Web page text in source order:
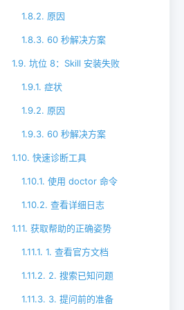
1.8.2. 原因
1.8.3. 60 秒解决方案
1.9. 坑位 8：Skill 安装失败
1.9.1. 症状
1.9.2. 原因
1.9.3. 60 秒解决方案
1.10. 快速诊断工具
1.10.1. 使用 doctor 命令
1.10.2. 查看详细日志
1.11. 获取帮助的正确姿势
1.11.1. 1. 查看官方文档
1.11.2. 2. 搜索已知问题
1.11.3. 3. 提问前的准备